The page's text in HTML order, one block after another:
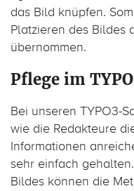
das Bild knüpfen.
Platzieren des Bildes
übernommen.
Pflege im
Bei unseren TYPO3-
wie die Redakteure
Informationen
sehr einfach
Bildes können die